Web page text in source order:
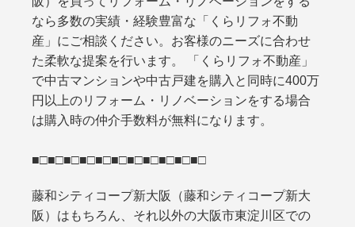
なら多数の実績・経験豊富な「くらリフォ不動
産」にご相談ください。お客様のニーズに合わせ
た柔軟な提案を行います。 「くらリフォ不動産」
で中古マンションや中古戸建を購入と同時に400万
円以上のリフォーム・リノベーションをする場合
は購入時の仲介手数料が無料になります。
■□■□■□■□■□■□■□■□■□■□■□
藤和シティコープ新大阪（藤和シティコープ新大
阪）はもちろん、それ以外の大阪市東淀川区での